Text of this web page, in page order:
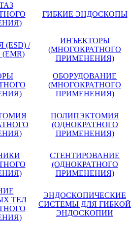
ГИБКИЕ ЭНДОСКОПЫ
/
ИНЪЕКТОРЫ
(МНОГОКРАТНОГО
ПРИМЕНЕНИЯ)
ОБОРУДОВАНИЕ
(МНОГОКРАТНОГО
ПРИМЕНЕНИЯ)
ПОЛИПЭКТОМИЯ
(ОДНОКРАТНОГО
ПРИМЕНЕНИЯ)
СТЕНТИРОВАНИЕ
(ОДНОКРАТНОГО
ПРИМЕНЕНИЯ)
ТЕЛ
ЭНДОСКОПИЧЕСКИЕ
СИСТЕМЫ ДЛЯ ГИБКОЙ
ЭНДОСКОПИИ